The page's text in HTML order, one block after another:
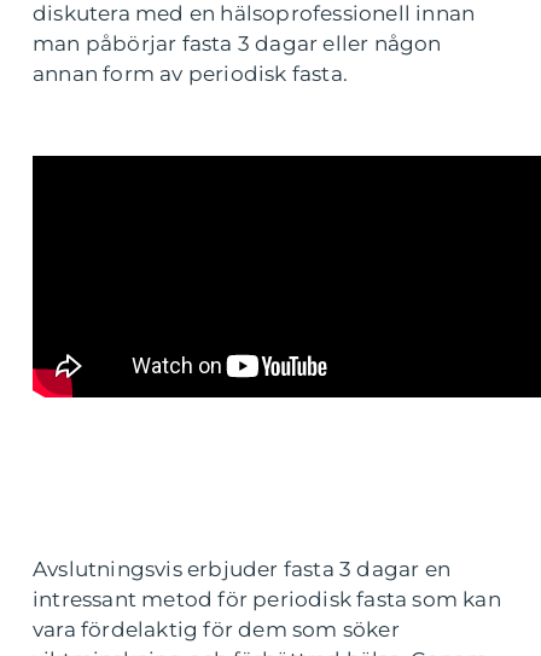
diskutera med en hälsoprofessionell innan
man påbörjar fasta 3 dagar eller någon
annan form av periodisk fasta.
Avslutningsvis erbjuder fasta 3 dagar en
intressant metod för periodisk fasta som kan
vara fördelaktig för dem som söker